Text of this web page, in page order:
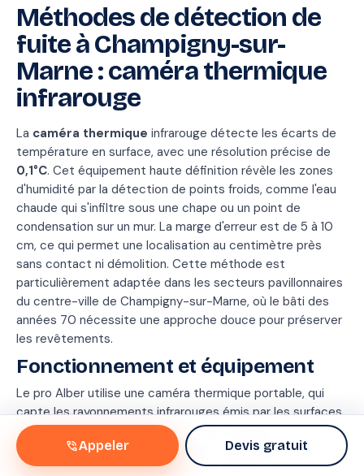
Rapport
recherche
Méthode
Durée
IRSI
Méthodes de détection de
fuite à Champigny-sur-
Marne : caméra thermique
infrarouge
La caméra thermique infrarouge détecte les écarts de
température en surface, avec une résolution précise de
0,1°C. Cet équipement haute définition révèle les zones
d'humidité par la détection de points froids, comme l'eau
chaude qui s'infiltre sous une chape ou un point de
condensation sur un mur. La marge d'erreur est de 5 à 10
cm, ce qui permet une localisation au centimètre près
sans contact ni démolition. Cette méthode est
particulièrement adaptée dans les secteurs pavillonnaires
du centre-ville de Champigny-sur-Marne, où le bâti des
années 70 nécessite une approche douce pour préserver
les revêtements.
Fonctionnement et équipement
Le pro Alber utilise une caméra thermique portable, qui
capte les rayonnements infrarouges émis par les surfaces.
L'eau présente dans les murs ou sols modifie la
température locale, créant un écart thermique visible à
l'écran. Cette technique sans casse permet une
phone_in_talkAppeler Devis gratuit